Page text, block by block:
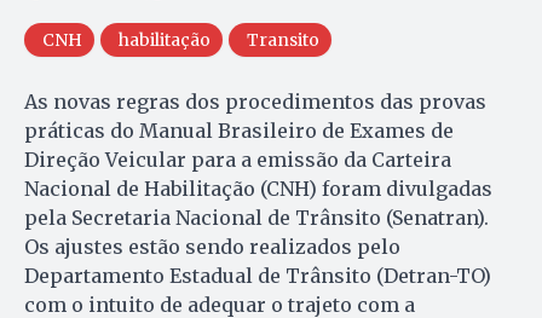
CNH habilitação Transito
As novas regras dos procedimentos das provas
práticas do Manual Brasileiro de Exames de
Direção Veicular para a emissão da Carteira
Nacional de Habilitação (CNH) foram divulgadas
pela Secretaria Nacional de Trânsito (Senatran).
Os ajustes estão sendo realizados pelo
Departamento Estadual de Trânsito (Detran-TO)
com o intuito de adequar o trajeto com a